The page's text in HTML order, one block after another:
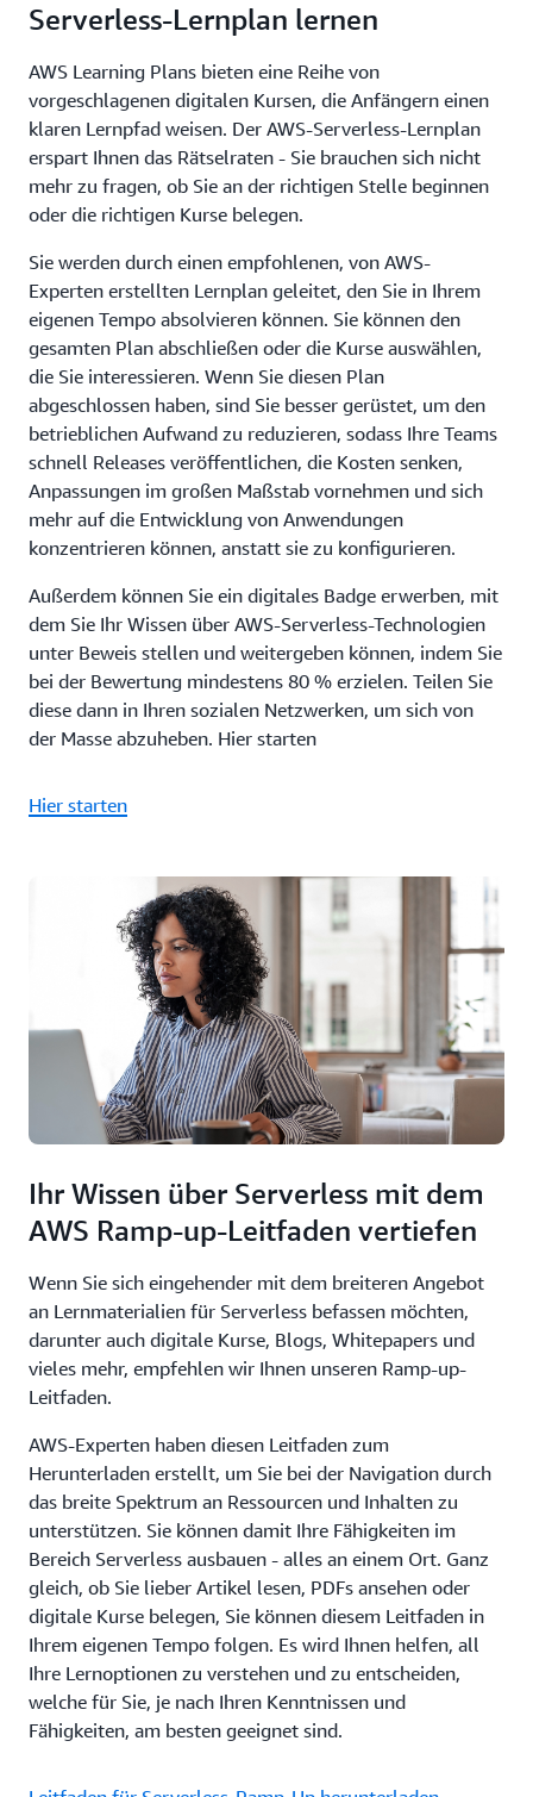
Serverless-Lernplan lernen
AWS Learning Plans bieten eine Reihe von
vorgeschlagenen digitalen Kursen, die Anfängern einen
klaren Lernpfad weisen. Der AWS-Serverless-Lernplan
erspart Ihnen das Rätselraten - Sie brauchen sich nicht
mehr zu fragen, ob Sie an der richtigen Stelle beginnen
oder die richtigen Kurse belegen.
Sie werden durch einen empfohlenen, von AWS-
Experten erstellten Lernplan geleitet, den Sie in Ihrem
eigenen Tempo absolvieren können. Sie können den
gesamten Plan abschließen oder die Kurse auswählen,
die Sie interessieren. Wenn Sie diesen Plan
abgeschlossen haben, sind Sie besser gerüstet, um den
betrieblichen Aufwand zu reduzieren, sodass Ihre Teams
schnell Releases veröffentlichen, die Kosten senken,
Anpassungen im großen Maßstab vornehmen und sich
mehr auf die Entwicklung von Anwendungen
konzentrieren können, anstatt sie zu konfigurieren.
Außerdem können Sie ein digitales Badge erwerben, mit
dem Sie Ihr Wissen über AWS-Serverless-Technologien
unter Beweis stellen und weitergeben können, indem Sie
bei der Bewertung mindestens 80 % erzielen. Teilen Sie
diese dann in Ihren sozialen Netzwerken, um sich von
der Masse abzuheben. Hier starten
Hier starten
Ihr Wissen über Serverless mit dem
AWS Ramp-up-Leitfaden vertiefen
Wenn Sie sich eingehender mit dem breiteren Angebot
an Lernmaterialien für Serverless befassen möchten,
darunter auch digitale Kurse, Blogs, Whitepapers und
vieles mehr, empfehlen wir Ihnen unseren Ramp-up-
Leitfaden.
AWS-Experten haben diesen Leitfaden zum
Herunterladen erstellt, um Sie bei der Navigation durch
das breite Spektrum an Ressourcen und Inhalten zu
unterstützen. Sie können damit Ihre Fähigkeiten im
Bereich Serverless ausbauen - alles an einem Ort. Ganz
gleich, ob Sie lieber Artikel lesen, PDFs ansehen oder
digitale Kurse belegen, Sie können diesem Leitfaden in
Ihrem eigenen Tempo folgen. Es wird Ihnen helfen, all
Ihre Lernoptionen zu verstehen und zu entscheiden,
welche für Sie, je nach Ihren Kenntnissen und
Fähigkeiten, am besten geeignet sind.